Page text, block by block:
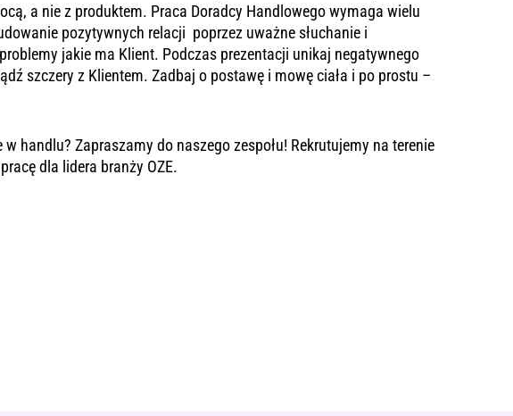
a nie z produktem. Praca Doradcy Handlowego wymaga wielu
pozytywnych relacji poprzez uważne słuchanie i
jakie ma Klient. Podczas prezentacji unikaj negatywnego
szczery z Klientem. Zadbaj o postawę i mowę ciała i po prostu –
handlu? Zapraszamy do naszego zespołu! Rekrutujemy na terenie
dla lidera branży OZE.